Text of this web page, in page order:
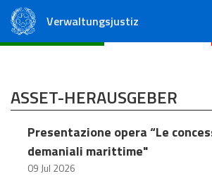
Verwaltungsjustiz
ASSET-HERAUSGEBER
Presentazione opera “Le
demaniali marittime"
09 Jul 2026